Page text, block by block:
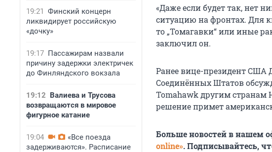
19:21 Финский концерн
ликвидирует российскую
«дочку»
19:17 Пассажирам назвали
причину задержки электричек
до Финляндского вокзала
19:12 Валиева и Трусова
возвращаются в мировое
фигурное катание
19:04
«Все поезда
задерживаются». Расписание
«Даже если будет так, нет
ситуацию на фронтах. Для
то „Томагавки“ или иные
заключил он.
Ранее вице-президент США
Соединённых Штатов
Tomahawk другим странам
решение примет
Больше новостей в нашем
online». Подписывайтесь,